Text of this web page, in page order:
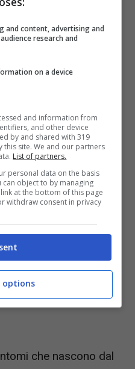
relazione: i sintomi fisici e
che nascono dal
and content, advertising and
research and
on a device
and information from
and other device
by and shared with 319
this site. We and our partners
List of partners.
personal data on the basis
object to by managing
at the bottom of this page
withdraw consent in privacy
options